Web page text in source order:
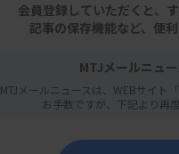
会員登録していただくと、
記事の保存機能など、便
MTJメールニュ
MTJメールニュースは、WEBサイト
お手数ですが、下記より再